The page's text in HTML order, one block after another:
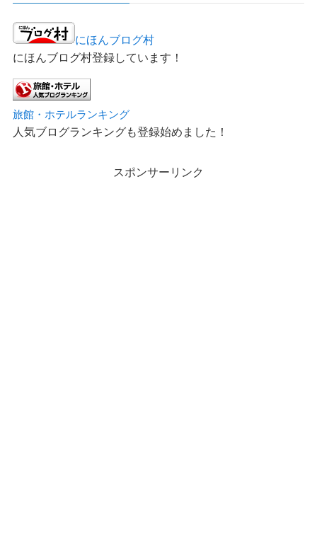
にほんブログ村
にほんブログ村登録しています！
旅館・ホテルランキング
人気ブログランキングも登録始めました！
スポンサーリンク